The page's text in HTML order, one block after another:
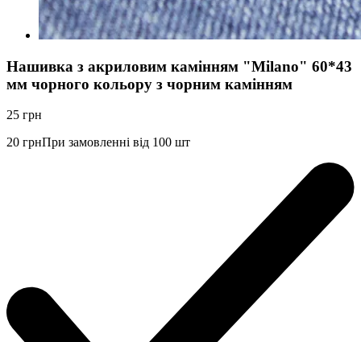
Нашивка з акриловим камінням "Milano" 60*43
мм чорного кольору з чорним камінням
25 грн
20 грнПри замовленні від 100 шт